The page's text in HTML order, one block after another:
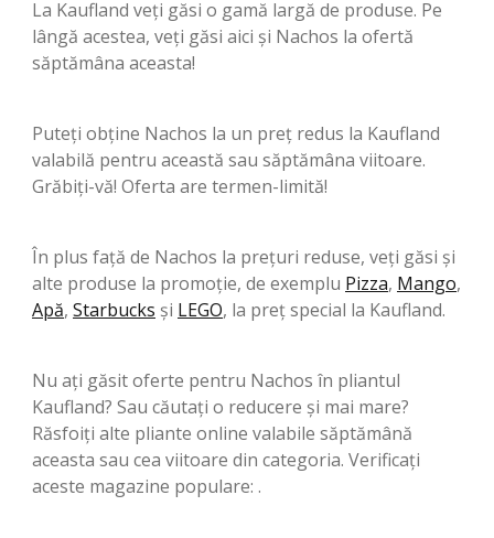
La Kaufland veți găsi o gamă largă de produse. Pe
lângă acestea, veți găsi aici și Nachos la ofertă
săptămâna aceasta!
Puteți obține Nachos la un preț redus la Kaufland
valabilă pentru această sau săptămâna viitoare.
Grăbiți-vă! Oferta are termen-limită!
În plus față de Nachos la prețuri reduse, veți găsi și
alte produse la promoție, de exemplu Pizza, Mango,
Apă, Starbucks şi LEGO, la preț special la Kaufland.
Nu ați găsit oferte pentru Nachos în pliantul
Kaufland? Sau căutați o reducere și mai mare?
Răsfoiți alte pliante online valabile săptămână
aceasta sau cea viitoare din categoria. Verificați
aceste magazine populare: .